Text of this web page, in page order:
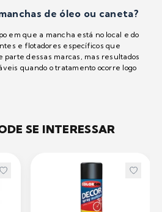
de óleo ou caneta?
em que a mancha está no local e do
e flotadores específicos que
dessas marcas, mas resultados
quando o tratamento ocorre logo
SE INTERESSAR